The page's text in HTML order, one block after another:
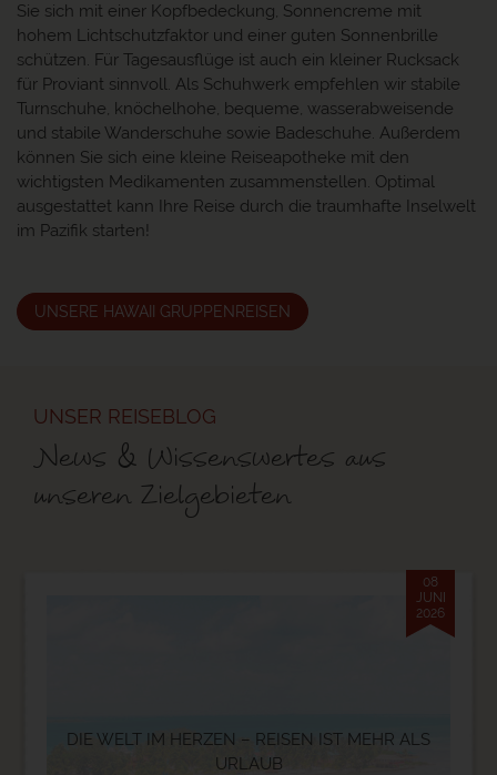
Sie sich mit einer Kopfbedeckung, Sonnencreme mit
hohem Lichtschutzfaktor und einer guten Sonnenbrille
schützen. Für Tagesausflüge ist auch ein kleiner Rucksack
für Proviant sinnvoll. Als Schuhwerk empfehlen wir stabile
Turnschuhe, knöchelhohe, bequeme, wasserabweisende
und stabile Wanderschuhe sowie Badeschuhe. Außerdem
können Sie sich eine kleine Reiseapotheke mit den
wichtigsten Medikamenten zusammenstellen. Optimal
ausgestattet kann Ihre Reise durch die traumhafte Inselwelt
im Pazifik starten!
UNSERE HAWAII GRUPPENREISEN
UNSER REISEBLOG
News & Wissenswertes aus
unseren Zielgebieten
08
JUNI
2026
DIE WELT IM HERZEN – REISEN IST MEHR ALS
URLAUB